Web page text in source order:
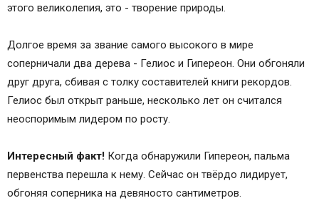
этого великолепия, это - творение природы.
Долгое время за звание самого высокого в мире
соперничали два дерева - Гелиос и Гипереон. Они обгоняли
друг друга, сбивая с толку составителей книги рекордов.
Гелиос был открыт раньше, несколько лет он считался
неоспоримым лидером по росту.
Интересный факт! Когда обнаружили Гипереон, пальма
первенства перешла к нему. Сейчас он твёрдо лидирует,
обгоняя соперника на девяносто сантиметров.